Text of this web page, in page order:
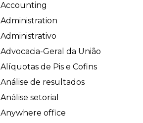
Accounting
Administration
Administrativo
Advocacia-Geral da União
Alíquotas de Pis e Cofins
Análise de resultados
Análise setorial
Anywhere office